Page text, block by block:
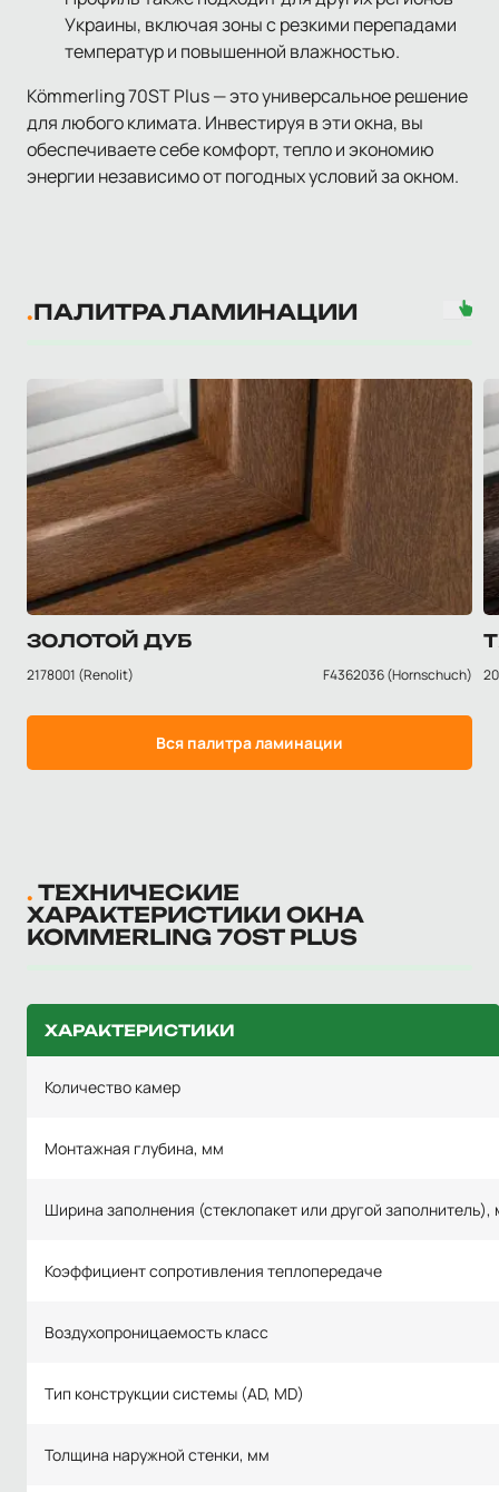
Украины, включая зоны с резкими перепадами
температур и повышенной влажностью.
Kömmerling 70ST Plus — это универсальное решение
для любого климата. Инвестируя в эти окна, вы
обеспечиваете себе комфорт, тепло и экономию
энергии независимо от погодных условий за окном.
ПАЛИТРА ЛАМИНАЦИИ
ЗОЛОТОЙ ДУБ
2178001 (Renolit) F4362036 (Hornschuch)
Вся палитра ламинации
ТЕХНИЧЕСКИЕ
ХАРАКТЕРИСТИКИ ОКНА
KOMMERLING 70ST PLUS
ХАРАКТЕРИСТИКИ
Количество камер
Монтажная глубина, мм
Ширина заполнения (стеклопакет или другой заполнитель),
Коэффициент сопротивления теплопередаче
Воздухопроницаемость класс
Тип конструкции системы (AD, MD)
Толщина наружной стенки, мм